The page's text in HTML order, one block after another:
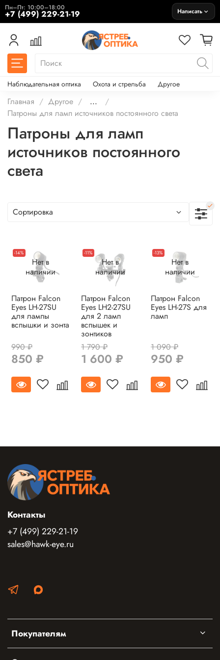
Пн–Пт: 10:00–18:00
+7 (499) 229-21-19 Написать
Наблюдательная оптика Охота и стрельба Другое
Главная Другое
...
Патроны для ламп источников постоянного света
Патроны для ламп
источников постоянного
света
Нет в
наличии
-14%
Патрон Falcon
Eyes LH-27SU
для лампы
вспышки и зонта
990 ₽
850 ₽
Нет в
наличии
-11%
Патрон Falcon
Eyes LH2-27SU
для 2 ламп
вспышек и
зонтиков
1 790 ₽
1 600 ₽
Нет в
наличии
-13%
Патрон Falcon
Eyes LH-27S для
ламп
1 090 ₽
950 ₽
Покупателям
Контакты
+7 (499) 229-21-19
sales@hawk-eye.ru